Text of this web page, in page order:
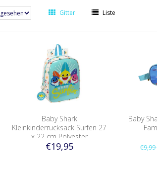
Gitter Liste
Baby Shark
Kleinkinderrucksack Surfen 27
x 22 cm Polyester
€19,95
Baby
€9,99